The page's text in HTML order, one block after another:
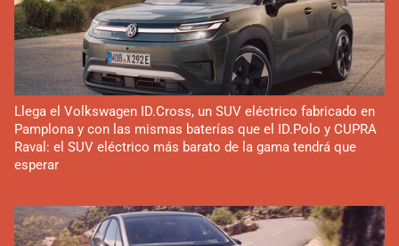
Llega el Volkswagen ID.Cross, un SUV eléctrico fabricado en
Pamplona y con las mismas baterías que el ID.Polo y CUPRA
Raval: el SUV eléctrico más barato de la gama tendrá que
esperar